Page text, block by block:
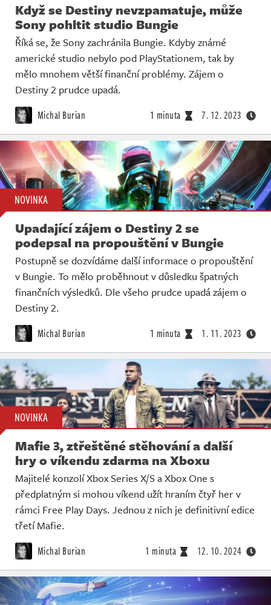
Když se Destiny nevzpamatuje, může
Sony pohltit studio Bungie
Říká se, že Sony zachránila Bungie. Kdyby známé
americké studio nebylo pod PlayStationem, tak by
mělo mnohem větší finanční problémy. Zájem o
Destiny 2 prudce upadá.
Michal Burian 1 minuta 7. 12. 2023
NOVINKA
Upadající zájem o Destiny 2 se
podepsal na propouštění v Bungie
Postupně se dozvídáme další informace o propouštění
v Bungie. To mělo proběhnout v důsledku špatných
finančních výsledků. Dle všeho prudce upadá zájem o
Destiny 2.
Michal Burian 1 minuta 1. 11. 2023
NOVINKA
Mafie 3, ztřeštěné stěhování a další
hry o víkendu zdarma na Xboxu
Majitelé konzolí Xbox Series X/S a Xbox One s
předplatným si mohou víkend užít hraním čtyř her v
rámci Free Play Days. Jednou z nich je definitivní edice
třetí Mafie.
Michal Burian 1 minuta 12. 10. 2024